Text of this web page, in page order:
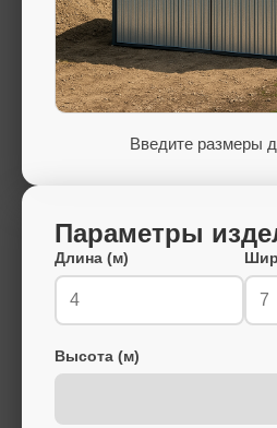
Параметры
Длина (м)
Высота (м)
Введите размеры